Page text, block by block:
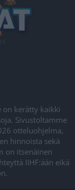
on kerätty kaikki
Sivustoltamme
otteluohjelma,
hinnoista sekä
on itsenäinen
IIHF:ään eikä